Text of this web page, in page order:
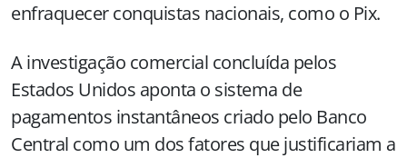
enfraquecer conquistas nacionais, como o Pix.
A investigação comercial concluída pelos
Estados Unidos aponta o sistema de
pagamentos instantâneos criado pelo Banco
Central como um dos fatores que justificariam a